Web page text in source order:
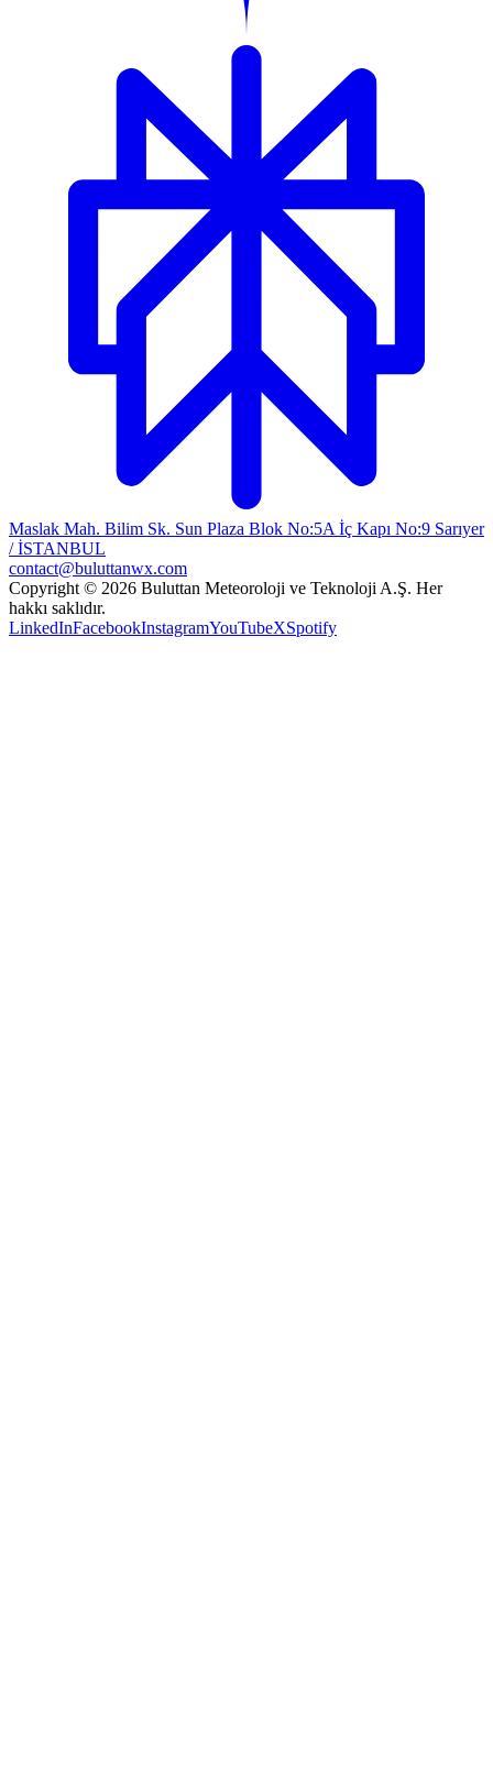
Maslak Mah. Bilim Sk. Sun Plaza Blok No:5A İç Kapı No:9 Sarıyer
/ İSTANBUL
contact@buluttanwx.com
Copyright © 2026 Buluttan Meteoroloji ve Teknoloji A.Ş. Her
hakkı saklıdır.
LinkedInFacebookInstagramYouTubeXSpotify